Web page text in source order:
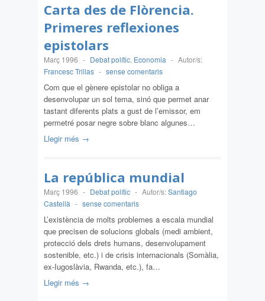
Carta des de Flòrencia.
Primeres reflexiones
epistolars
Març 1996 - Debat polític, Economia - Autor/s:
Francesc Trillas - sense comentaris
Com que el gènere epistolar no obliga a
desenvolupar un sol tema, sinó que permet anar
tastant diferents plats a gust de l’emissor, em
permetré posar negre sobre blanc algunes…
Llegir més →
La república mundial
Març 1996 - Debat polític - Autor/s:Santiago
Castellà - sense comentaris
L’existència de molts problemes a escala mundial
que precisen de solucions globals (medi ambient,
protecció dels drets humans, desenvolupament
sostenible, etc.) i de crisis internacionals (Somàlia,
ex-Iugoslàvia, Rwanda, etc.), fa…
Llegir més →